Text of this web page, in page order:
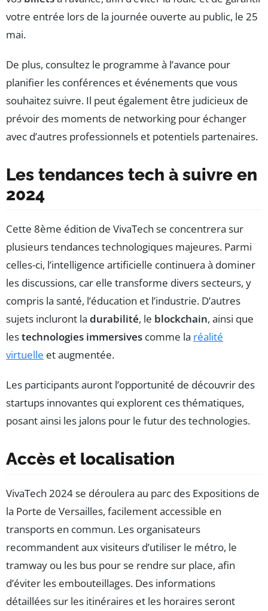
votre entrée lors de la journée ouverte au public, le 25
mai.
De plus, consultez le programme à l’avance pour
planifier les conférences et événements que vous
souhaitez suivre. Il peut également être judicieux de
prévoir des moments de networking pour échanger
avec d’autres professionnels et potentiels partenaires.
Les tendances tech à suivre en
2024
Cette 8ème édition de VivaTech se concentrera sur
plusieurs tendances technologiques majeures. Parmi
celles-ci, l’intelligence artificielle continuera à dominer
les discussions, car elle transforme divers secteurs, y
compris la santé, l’éducation et l’industrie. D’autres
sujets incluront la durabilité, le blockchain, ainsi que
lestechnologies immersives comme la réalité
virtuelle et augmentée.
Les participants auront l’opportunité de découvrir des
startups innovantes qui explorent ces thématiques,
posant ainsi les jalons pour le futur des technologies.
Accès et localisation
VivaTech 2024 se déroulera au parc des Expositions de
la Porte de Versailles, facilement accessible en
transports en commun. Les organisateurs
recommandent aux visiteurs d’utiliser le métro, le
tramway ou les bus pour se rendre sur place, afin
d’éviter les embouteillages. Des informations
détaillées sur les itinéraires et les horaires seront